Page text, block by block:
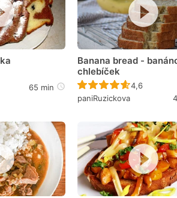
ještě nebyl hodnocen
65 min
Banana bread -
chlebíček
Recept
4,6
paniRuzickova